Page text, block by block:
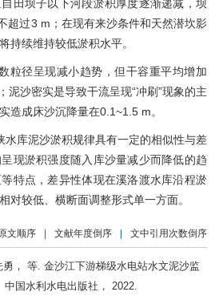
田坝子以下河段淤积厚度逐渐递减，坝
超过3 m；在现有来沙条件和天然潜坎影
持续维持较低淤积水平。
粒径呈现减小趋势，但干容重平均增加
泥沙密实是导致干流呈现“冲刷”现象的主
造成床沙沉降量在0.1~1.5 m。
水库泥沙淤积规律具有一定的相似性与差
现淤积强度随入库沙量减少而降低的趋
特点，差异性体现在溪洛渡水库沿程淤
对较低、横断面调整形式单一方面。
文顺序 | 文献年度倒序 | 文中引用次数倒序
， 等. 金沙江下游梯级水电站水文泥沙监
中国水利水电出版社， 2022